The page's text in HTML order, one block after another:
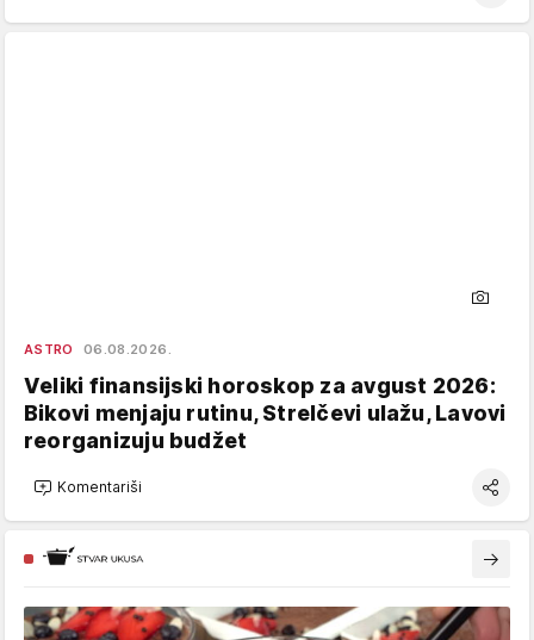
ASTRO 06.08.2026.
Veliki finansijski horoskop za avgust 2026:
Bikovi menjaju rutinu, Strelčevi ulažu, Lavovi
reorganizuju budžet
Komentariši